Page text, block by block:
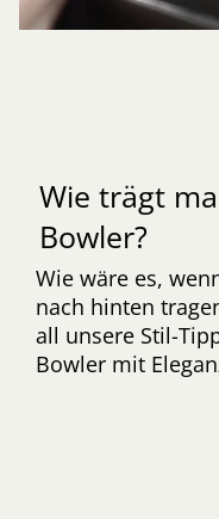
Wie trägt
Bowler?
Wie wäre es,
nach hinten
all unsere Stil-
Bowler mit